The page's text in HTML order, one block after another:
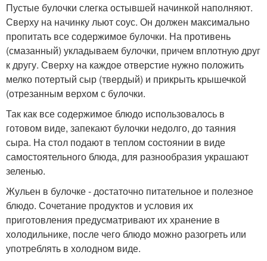
Пустые булочки слегка остывшей начинкой наполняют.
Сверху на начинку льют соус. Он должен максимально
пропитать все содержимое булочки. На противень
(смазанный) укладываем булочки, причем вплотную друг
к другу. Сверху на каждое отверстие нужно положить
мелко потертый сыр (твердый) и прикрыть крышечкой
(отрезанным верхом с булочки.
Так как все содержимое блюдо использовалось в
готовом виде, запекают булочки недолго, до таяния
сыра. На стол подают в теплом состоянии в виде
самостоятельного блюда, для разнообразия украшают
зеленью.
Жульен в булочке - достаточно питательное и полезное
блюдо. Сочетание продуктов и условия их
приготовления предусматривают их хранение в
холодильнике, после чего блюдо можно разогреть или
употреблять в холодном виде.